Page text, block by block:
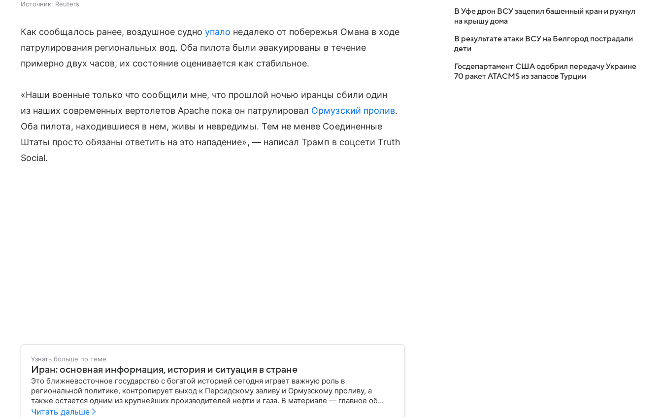
Источник: Reuters
Как сообщалось ранее, воздушное судноупало недалеко от побережья Омана в ходе
патрулирования региональных вод. Оба пилота были эвакуированы в течение
примерно двух часов, их состояние оценивается как стабильное.
«Наши военные только что сообщили мне, что прошлой ночью иранцы сбили один
из наших современных вертолетов Apache пока он патрулировал Ормузский пролив.
Оба пилота, находившиеся в нем, живы и невредимы. Тем не менее Соединенные
Штаты просто обязаны ответить на это нападение», — написал Трамп в соцсети Truth
Social.
Узнать больше по теме
Иран: основная информация, история и ситуация в стране
Это ближневосточное государство с богатой историей сегодня играет важную роль в
региональной политике, контролирует выход к Персидскому заливу и Ормузскому проливу, а
также остается одним из крупнейших производителей нефти и газа. В материале — главное об
Иране.
Читать дальше
В Уфе дрон ВСУ зацепил башенный кран и рухнул
на крышу дома
В результате атаки ВСУ на Белгород пострадали
дети
Госдепартамент США одобрил передачу Украине
70 ракет ATACMS из запасов Турции